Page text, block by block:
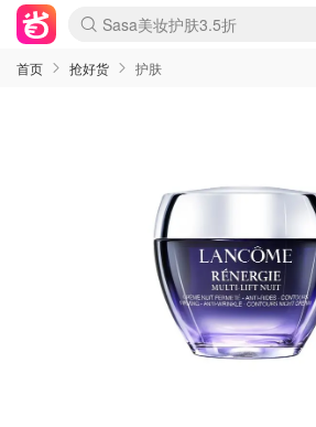
lululemon本周上新
Sasa美妆护肤3.5折
SSENSE年中3折
FreshBeauty好价汇总
Cettire降价+叠9折
Farfetch折上8折
WWS Coles超市实拍
viagogo二手票捡漏
Myer清仓1折起
The Outnet奢牌1折起
David Jones 3折起
Flannels大牌1折
Perfumes Club护肤1折
AMIRO返校季6.2折
Oweek抽奖送Airpods
Amazon折扣汇总
eToro入金$200送$50
Amazon数码好物
ICONIC本周7.5折
ThedoubleF高奢地板价
Moose Knuckles 6折
丝芙兰5折起
EUFY官网3.7折起
Selenichast首饰2折
Trip机票酒店促销
YSL送5件彩妆礼
Amazon家居好物
BIGBANG巡演开票
David Jones时尚3折
Amazon美妆护肤
雅漾大喷$8
过敏原检测盒$33
伊索独家赠50ml沐浴露
科颜氏送高保湿面霜
CW药房打折海报
SEALIFE海洋馆门票6折
丝塔芙大白罐$16
订阅Newsletter送香薰
Cult Beauty 6.8折
Harrods圣诞日历2.3折
LN-CC奢牌私促3折
d'Alba空姐喷雾$16
EVE LOM套装逆天2折
Bernardelli独家4折
Adore Beauty 6折起
CT圣诞日历
Mytheresa奢品2.7折
首页 抢好货 护肤